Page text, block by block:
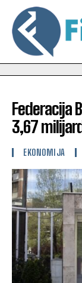
Federacija
3,67
EKONOMIJA